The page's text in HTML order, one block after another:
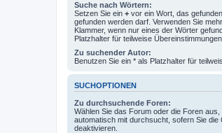
Suche nach Wörtern:
Setzen Sie ein + vor ein Wort, das
gefunden werden darf. Verwenden Sie
Klammer, wenn nur eines der Wörter
Platzhalter für teilweise Übereinstimmungen.
Zu suchender Autor:
Benutzen Sie ein * als Platzhalter für
SUCHOPTIONEN
Zu durchsuchende Foren:
Wählen Sie das Forum oder die Foren
automatisch mit durchsucht, sofern Sie die
deaktivieren.